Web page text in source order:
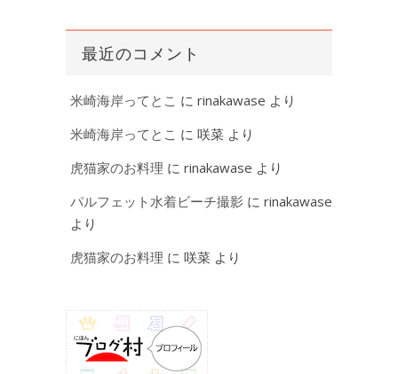
最近のコメント
米崎海岸ってとこ に rinakawase より
米崎海岸ってとこ に 咲菜 より
虎猫家のお料理 に rinakawase より
パルフェット水着ビーチ撮影 に rinakawase
より
虎猫家のお料理 に 咲菜 より